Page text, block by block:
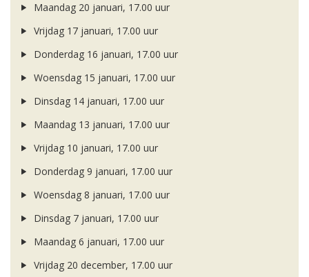
Maandag 20 januari, 17.00 uur
Vrijdag 17 januari, 17.00 uur
Donderdag 16 januari, 17.00 uur
Woensdag 15 januari, 17.00 uur
Dinsdag 14 januari, 17.00 uur
Maandag 13 januari, 17.00 uur
Vrijdag 10 januari, 17.00 uur
Donderdag 9 januari, 17.00 uur
Woensdag 8 januari, 17.00 uur
Dinsdag 7 januari, 17.00 uur
Maandag 6 januari, 17.00 uur
Vrijdag 20 december, 17.00 uur